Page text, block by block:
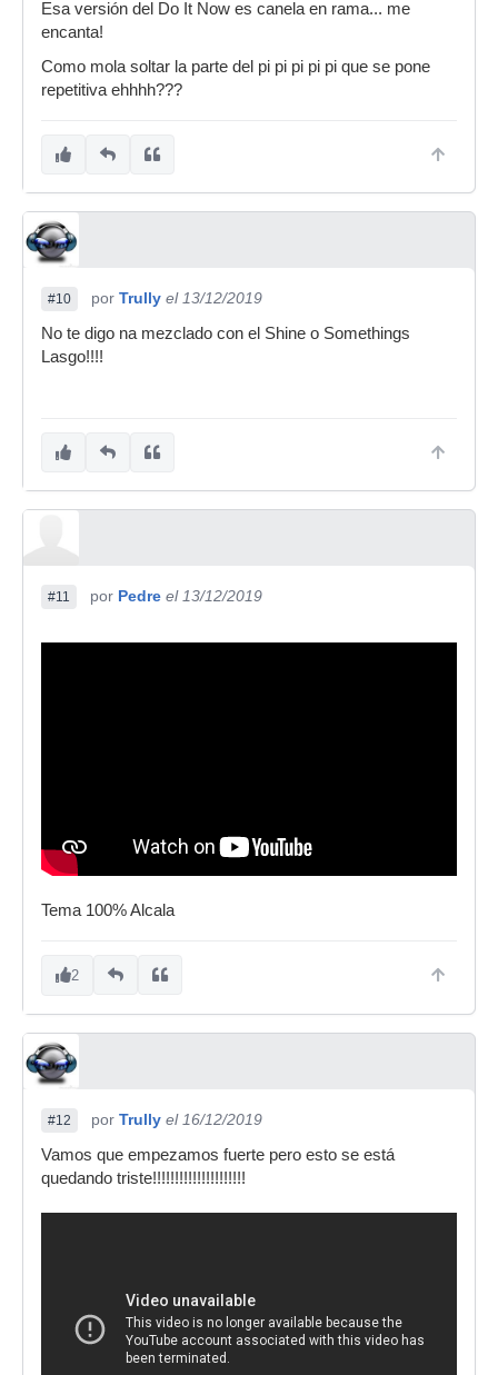
Esa versión del Do It Now es canela en rama... me
encanta!
Como mola soltar la parte del pi pi pi pi pi que se pone
repetitiva ehhhh???
#10 por Trully el 13/12/2019
No te digo na mezclado con el Shine o Somethings
Lasgo!!!!
#11 por Pedre el 13/12/2019
Tema 100% Alcala
2
#12 por Trully el 16/12/2019
Vamos que empezamos fuerte pero esto se está
quedando triste!!!!!!!!!!!!!!!!!!!!!